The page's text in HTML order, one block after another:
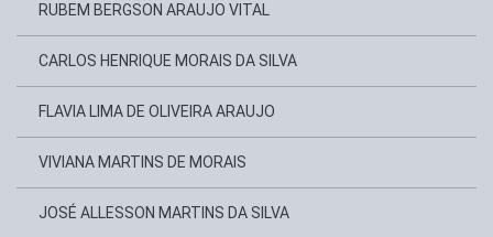
RUBEM BERGSON ARAUJO VITAL
CARLOS HENRIQUE MORAIS DA SILVA
FLAVIA LIMA DE OLIVEIRA ARAUJO
VIVIANA MARTINS DE MORAIS
JOSÉ ALLESSON MARTINS DA SILVA